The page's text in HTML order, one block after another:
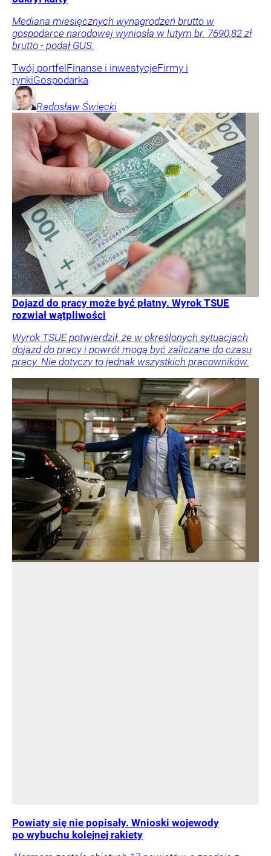
Mediana miesięcznych wynagrodzeń brutto w
gospodarce narodowej wyniosła w lutym br. 7690,82 zł
brutto - podał GUS.
Twój portfel Finanse i inwestycjeFirmy i
rynkiGospodarka
Radosław Święcki
Dojazd do pracy może być płatny. Wyrok TSUE
rozwiał wątpliwości
Wyrok TSUE potwierdził, że w określonych sytuacjach
dojazd do pracy i powrót mogą być zaliczane do czasu
pracy. Nie dotyczy to jednak wszystkich pracowników.
Powiaty się nie popisały. Wnioski wojewody
po wybuchu kolejnej rakiety